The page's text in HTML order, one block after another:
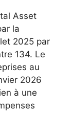
Asset
la
2025 par
134. Le
au
2026
à une